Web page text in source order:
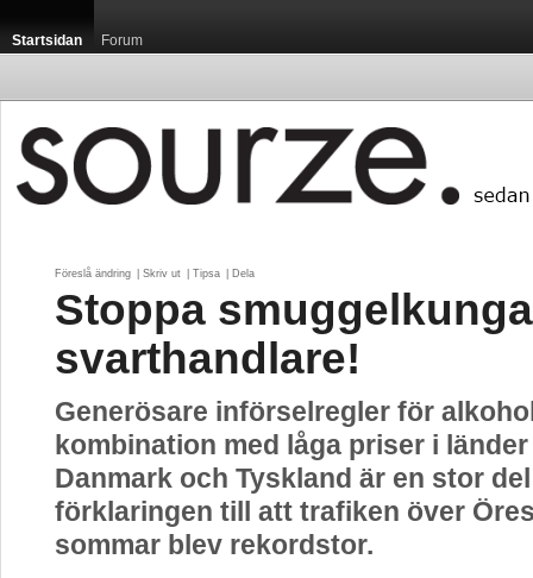
Startsidan Forum
Föreslå ändring Skriv ut Tipsa Dela
Stoppa
svarthandlare!
Generösare införselregler för
kombination med låga priser i
Danmark och Tyskland är en stor
förklaringen till att trafiken över
sommar blev rekordstor.